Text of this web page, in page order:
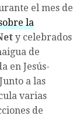
el mes de
la
y celebrados
de
en Jesús-
a las
varias
de